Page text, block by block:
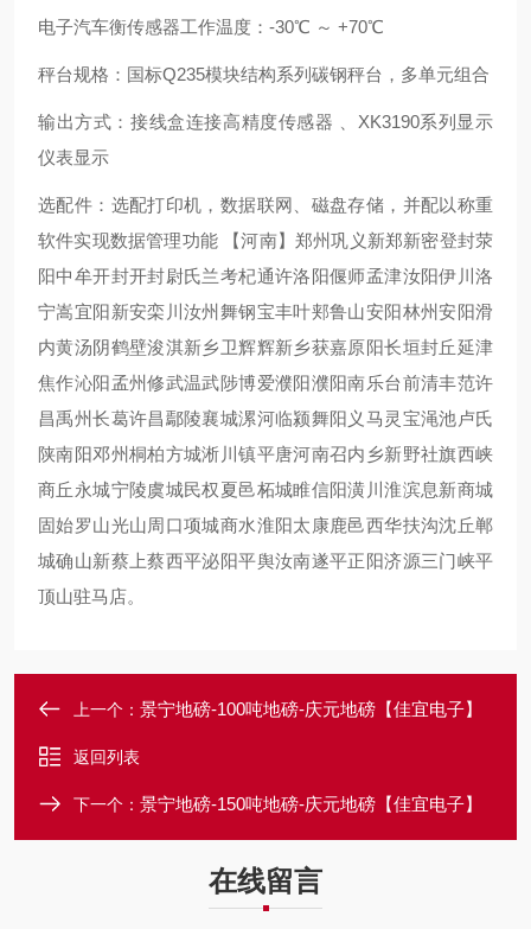
电子汽车衡传感器工作温度：-30℃ ～ +70℃
秤台规格：国标Q235模块结构系列碳钢秤台，多单元组合
输出方式：接线盒连接高精度传感器 、XK3190系列显示
仪表显示
选配件：选配打印机，数据联网、磁盘存储，并配以称重
软件实现数据管理功能 【河南】郑州巩义新郑新密登封荥
阳中牟开封开封尉氏兰考杞通许洛阳偃师孟津汝阳伊川洛
宁嵩宜阳新安栾川汝州舞钢宝丰叶郏鲁山安阳林州安阳滑
内黄汤阴鹤壁浚淇新乡卫辉辉新乡获嘉原阳长垣封丘延津
焦作沁阳孟州修武温武陟博爱濮阳濮阳南乐台前清丰范许
昌禹州长葛许昌鄢陵襄城漯河临颍舞阳义马灵宝渑池卢氏
陕南阳邓州桐柏方城淅川镇平唐河南召内乡新野社旗西峡
商丘永城宁陵虞城民权夏邑柘城睢信阳潢川淮滨息新商城
固始罗山光山周口项城商水淮阳太康鹿邑西华扶沟沈丘郸
城确山新蔡上蔡西平泌阳平舆汝南遂平正阳济源三门峡平
顶山驻马店。
上一个： 景宁地磅-100吨地磅-庆元地磅【佳宜电子】
返回列表
下一个： 景宁地磅-150吨地磅-庆元地磅【佳宜电子】
在线留言